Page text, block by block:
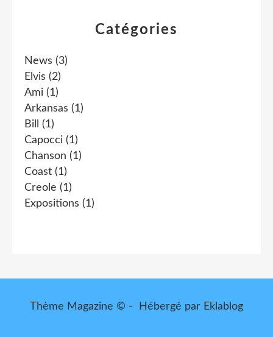
Catégories
News (3)
Elvis (2)
Ami (1)
Arkansas (1)
Bill
(1)
Capocci (1)
Chanson (1)
Coast (1)
Creole (1)
Expositions (1)
Thème Magazine © - Hébergé par Eklablog